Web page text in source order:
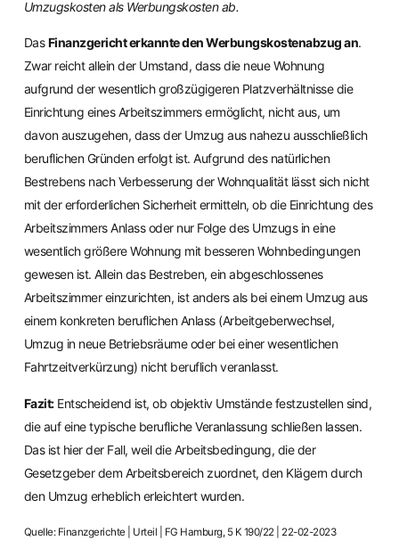
Umzugskosten als Werbungskosten ab.
DasFinanzgericht erkannte den Werbungskostenabzug an.
Zwar reicht allein der Umstand, dass die neue Wohnung
aufgrund der wesentlich großzügigeren Platzverhältnisse die
Einrichtung eines Arbeitszimmers ermöglicht, nicht aus, um
davon auszugehen, dass der Umzug aus nahezu ausschließlich
beruflichen Gründen erfolgt ist. Aufgrund des natürlichen
Bestrebens nach Verbesserung der Wohnqualität lässt sich nicht
mit der erforderlichen Sicherheit ermitteln, ob die Einrichtung des
Arbeitszimmers Anlass oder nur Folge des Umzugs in eine
wesentlich größere Wohnung mit besseren Wohnbedingungen
gewesen ist. Allein das Bestreben, ein abgeschlossenes
Arbeitszimmer einzurichten, ist anders als bei einem Umzug aus
einem konkreten beruflichen Anlass (Arbeitgeberwechsel,
Umzug in neue Betriebsräume oder bei einer wesentlichen
Fahrtzeitverkürzung) nicht beruflich veranlasst.
Fazit:Entscheidend ist, ob objektiv Umstände festzustellen sind,
die auf eine typische berufliche Veranlassung schließen lassen.
Das ist hier der Fall, weil die Arbeitsbedingung, die der
Gesetzgeber dem Arbeitsbereich zuordnet, den Klägern durch
den Umzug erheblich erleichtert wurden.
Quelle: Finanzgerichte | Urteil | FG Hamburg, 5 K 190/22 | 22-02-2023